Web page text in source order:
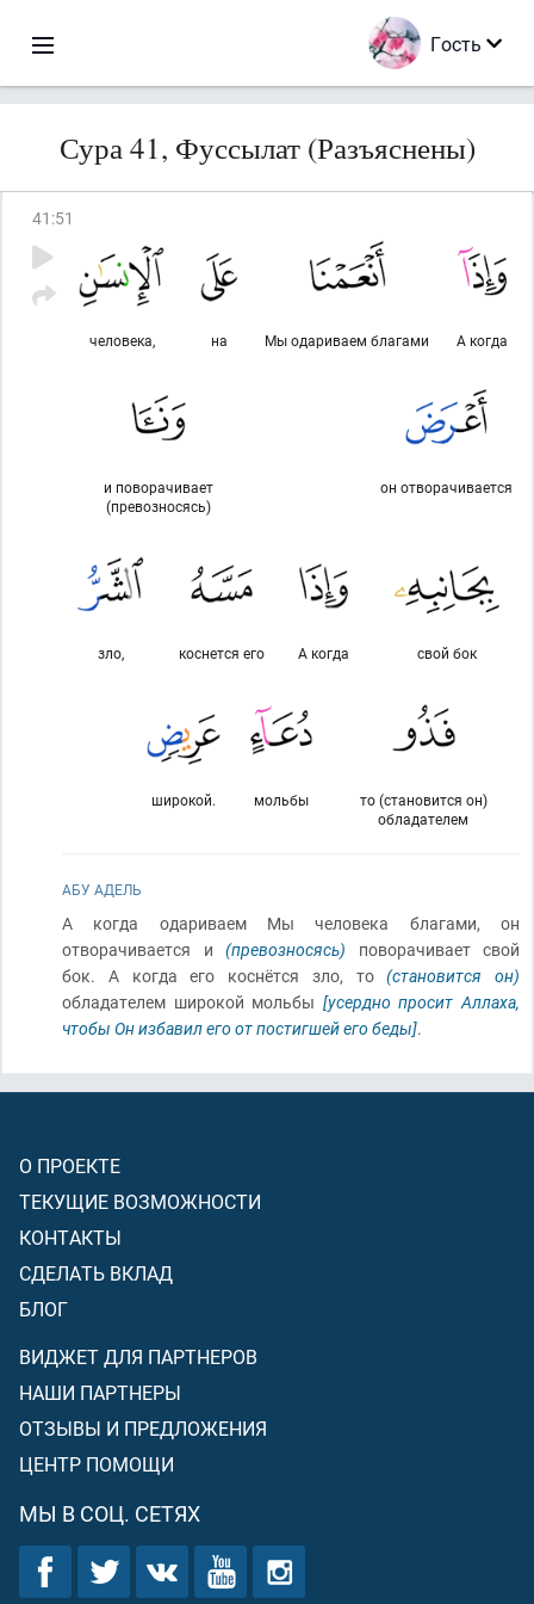
Гость
Сура 41, Фуссылат (Разъяснены)
41 :51
А когда
Мы одариваем благами
на
человека,
он отворачивается
и поворачивает
(превозносясь)
свой бок
А когда
коснется его
зло,
то (становится он)
обладателем
мольбы
широкой.
АБУ АДЕЛЬ
А когда одариваем Мы человека благами, он
отворачивается и (превозносясь) поворачивает свой
бок. А когда его коснётся зло, то(становится он)
обладателем широкой мольбы [усердно просит Аллаха,
чтобы Он избавил его от постигшей его беды].
О ПРОЕКТЕ
ТЕКУЩИЕ ВОЗМОЖНОСТИ
КОНТАКТЫ
СДЕЛАТЬ ВКЛАД
БЛОГ
ВИДЖЕТ ДЛЯ ПАРТНЕРОВ
НАШИ ПАРТНЕРЫ
ОТЗЫВЫ И ПРЕДЛОЖЕНИЯ
ЦЕНТР ПОМОЩИ
МЫ В СОЦ. СЕТЯХ